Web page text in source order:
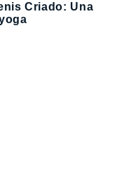
Criado: Una